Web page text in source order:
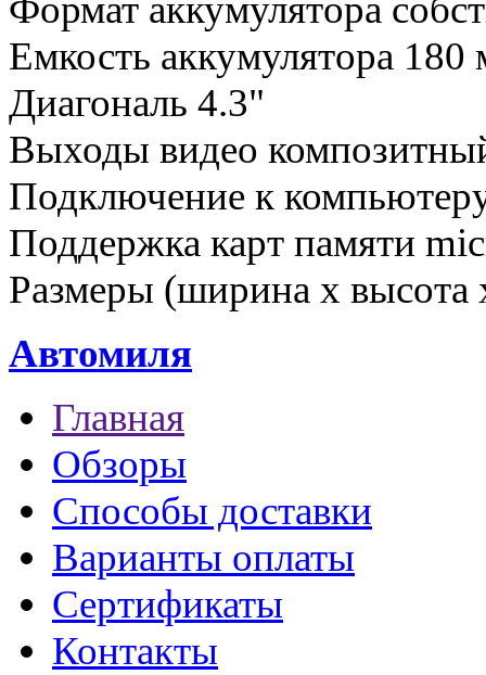
Формат аккумулятора
Емкость аккумулятора
Диагональ 4.3"
Выходы видео
Подключение к
Поддержка карт памяти
Размеры (ширина x
Автомиля
Главная
Обзоры
Способы доставки
Варианты оплаты
Сертификаты
Контакты